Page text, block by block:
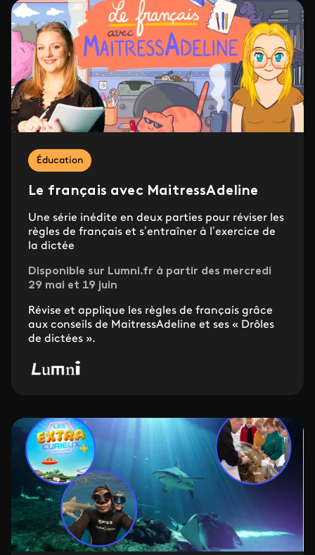
Éducation
Le français avec MaitressAdeline
Une série inédite en deux parties pour réviser les
règles de français et s’entraîner à l’exercice de
la dictée
Disponible sur Lumni.fr à partir des mercredi
29 mai et 19 juin
Révise et applique les règles de français grâce
aux conseils de MaitressAdeline et ses « Drôles
de dictées ».